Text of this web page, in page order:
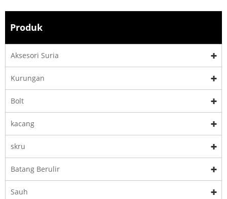
Produk
Aksesori Suria
Kurungan
Bolt
kacang
skru
Batang Berulir
Sauh